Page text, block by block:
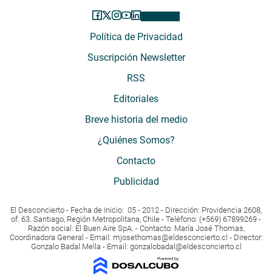
Política de Privacidad
Suscripción Newsletter
RSS
Editoriales
Breve historia del medio
¿Quiénes Somos?
Contacto
Publicidad
El Desconcierto - Fecha de Inicio: 05 - 2012 - Dirección: Providencia 2608,
of. 63. Santiago, Región Metropolitana, Chile - Teléfono: (+569) 67899269 -
Razón social: El Buen Aire SpA. - Contacto: María José Thomas,
Coordinadora General - Email: mjosethomas@eldesconcierto.cl - Director:
Gonzalo Badal Mella - Email: gonzalobadal@eldesconcierto.cl